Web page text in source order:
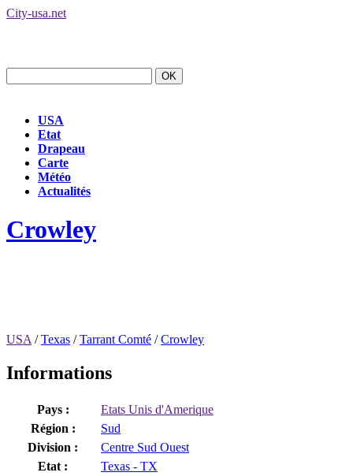
City-usa.net
USA
Etat
Drapeau
Carte
Météo
Actualités
Crowley
USA /Texas /Tarrant Comté /Crowley
Informations
Pays :
Etats Unis d'Amerique
Région :
Sud
Division :
Centre Sud Ouest
Etat :
Texas - TX